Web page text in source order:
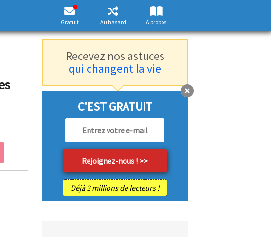
Gratuit Au hasard À propos
Recevez nos astuces
qui changent la vie
C'EST GRATUIT
Déjà 3 millions de lecteurs !